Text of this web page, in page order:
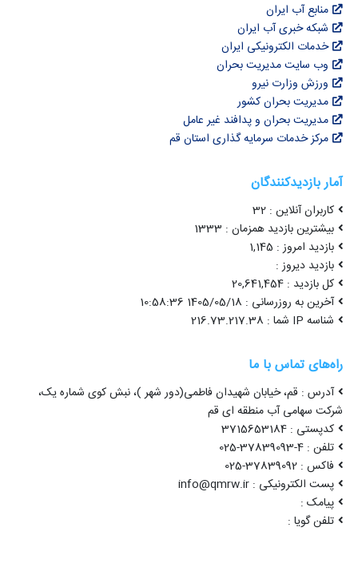
منابع آب ایران
شبکه خبری آب ایران
خدمات الکترونیکی ایران
وب سایت مدیریت بحران
ورزش وزارت نیرو
مدیریت بحران کشور
مدیریت بحران و پدافند غیر عامل
مرکز خدمات سرمایه گذاری استان قم
آمار بازدیدکنندگان
کاربران آنلاین : 32
بیشترین بازدید همزمان : 1333
بازدید امروز : 1,145
بازدید دیروز :
کل بازدید : 20,641,454
آخرین به روزرسانی : 1405/05/18 10:58:36
شناسه IP شما : 216.73.217.38
راه‌های تماس با ما
آدرس : قم، خیابان شهیدان فاطمی(دور شهر )، نبش کوی شماره یک،
شرکت سهامی آب منطقه ای قم
کدپستی : 3715653184
تلفن : 4-37839093-025
فاکس : 37839092-025
پست الکترونیکی : info@qmrw.ir
پیامک :
تلفن گویا :